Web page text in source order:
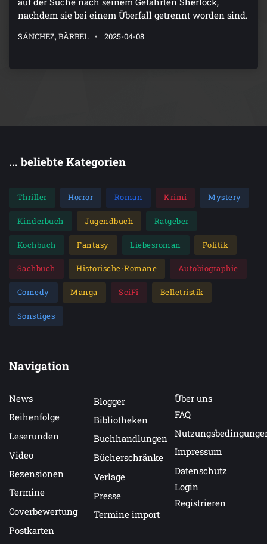
nachdem sie bei einem Überfall getrennt worden sind.
SÁNCHEZ, BÄRBEL 2025-04-08
... beliebte Kategorien
Thriller Horror Roman Krimi Mystery
Kinderbuch Jugendbuch Ratgeber
Kochbuch Fantasy Liebesroman Politik
Sachbuch Historische-Romane Autobiographie
Comedy Manga SciFi Belletristik
Sonstiges
Navigation
News
Reihenfolge
Leserunden
Video
Rezensionen
Termine
Coverbewertung
Postkarten
Blogger
Bibliotheken
Buchhandlungen
Bücherschränke
Verlage
Presse
Termine import
Über uns
FAQ
Impressum
Datenschutz
Login
Registrieren